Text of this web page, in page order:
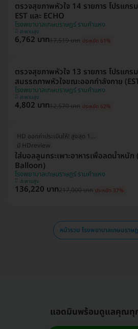
ตรวจสุขภาพหัวใจ 14 รายการ โปรแก
EST และ ECHO
โรงพยาบาลเกษมราษฎร์ รามคำแหง
สะพานสูง
6,762 บาท17,519 บาท ประหยัด 61%
ตรวจสุขภาพหัวใจ 13 รายการ โปรแก
สมรรถภาพหัวใจขณะออกกำลังกาย
โรงพยาบาลเกษมราษฎร์ รามคำแหง
สะพานสูง
4,802 บาท12,570 บาท ประหยัด 62%
HD ออกค่าประเมินให้! สูงสุด 1500 บ.
มี HDreview
ใส่บอลลูนกระเพาะอาหารเพื่อลดน้ำหนั
Balloon)
โรงพยาบาลเกษมราษฎร์ รามคำแหง
สะพานสูง
136,220 บาท217,000 บาท ประหยัด 37%
หน้ารวม โรงพยาบาลเกษมราษ
แอดมินพร้อมดูแลคุณทุ